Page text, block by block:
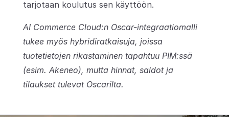
tarjotaan koulutus sen käyttöön.
AI Commerce Cloud:n Oscar-integraatiomalli
tukee myös hybridiratkaisuja, joissa
tuotetietojen rikastaminen tapahtuu PIM:ssä
(esim. Akeneo), mutta hinnat, saldot ja
tilaukset tulevat Oscarilta.